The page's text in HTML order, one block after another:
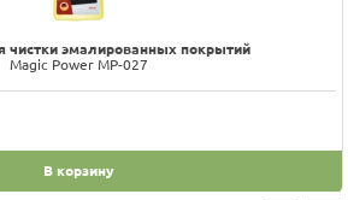
чистки эмалированных покрытий
Magic Power MP-027
В корзину